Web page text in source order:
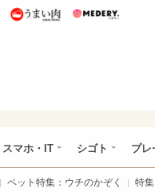
うまいパン うまい肉
スマホ・IT シゴト プレ
ペット特集：ウチのかぞく 特